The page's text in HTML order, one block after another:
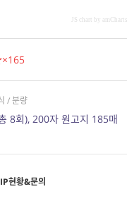
JS chart by amCharts
×165
/ 분량
8회), 200자 원고지 185매
IP현황&문의